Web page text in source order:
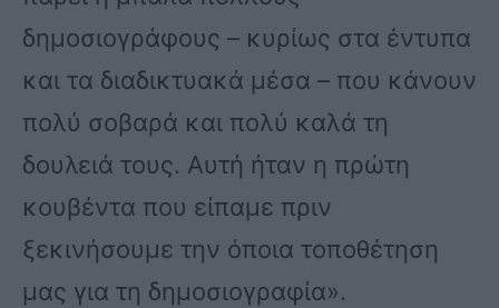
δημοσιογράφους – κυρίως στα έντυπα
και τα διαδικτυακά μέσα – που κάνουν
πολύ σοβαρά και πολύ καλά τη
δουλειά τους. Αυτή ήταν η πρώτη
κουβέντα που είπαμε πριν
ξεκινήσουμε την όποια τοποθέτηση
μας για τη δημοσιογραφία».